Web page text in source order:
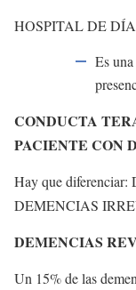
HOSPITAL DE
Es
CONDUCTA
PACIENTE CON
Hay que
DEMENCIAS
DEMENCIAS
Un 15% de las